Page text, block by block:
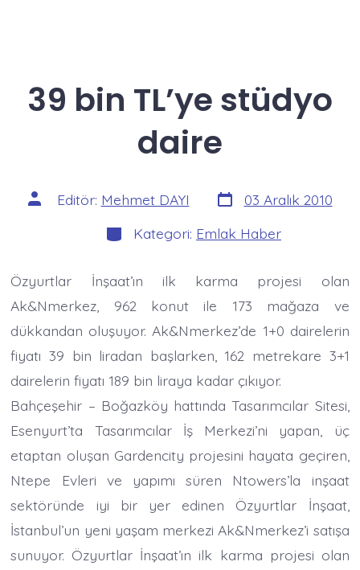
39 bin TL’ye stüdyo
daire
Yazının
yazarı
Editör: Mehmet DAYI Yazı
tarihi
03 Aralık 2010
Kategoriler
Kategori: Emlak Haber
Özyurtlar İnşaat’ın ilk karma projesi olan
Ak&Nmerkez, 962 konut ile 173 mağaza ve
dükkandan oluşuyor. Ak&Nmerkez’de 1+0 dairelerin
fiyatı 39 bin liradan başlarken, 162 metrekare 3+1
dairelerin fiyatı 189 bin liraya kadar çıkıyor.
Bahçeşehir – Boğazköy hattında Tasarımcılar Sitesi,
Esenyurt’ta Tasarımcılar İş Merkezi’ni yapan, üç
etaptan oluşan Gardencity projesini hayata geçiren,
Ntepe Evleri ve yapımı süren Ntowers’la inşaat
sektöründe iyi bir yer edinen Özyurtlar İnşaat,
İstanbul’un yeni yaşam merkezi Ak&Nmerkez’i satışa
sunuyor. Özyurtlar İnşaat’ın ilk karma projesi olan